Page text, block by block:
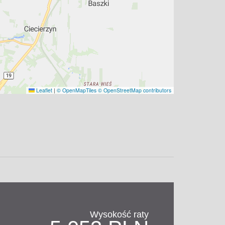
Leaflet | © OpenMapTiles © OpenStreetMap contributors
Wysokość raty